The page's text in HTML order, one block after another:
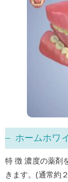
ホームホワ
特 徴 濃度の薬剤
きます。(通常約